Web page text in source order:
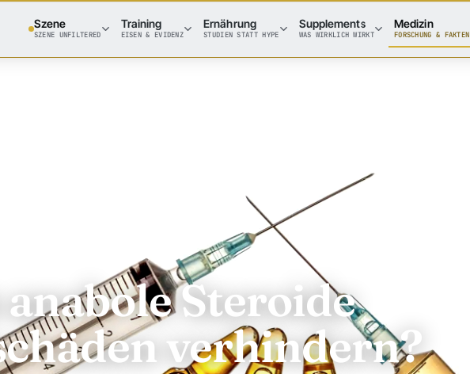
Szene
SZENE UNFILTERED
Training
EISEN & EVIDENZ
Ernährung
STUDIEN STATT HYPE
Supplements
WAS WIRKLICH WIRKT
Medizin
FORSCHUNG & FAKTEN
Steroide
verhindern?